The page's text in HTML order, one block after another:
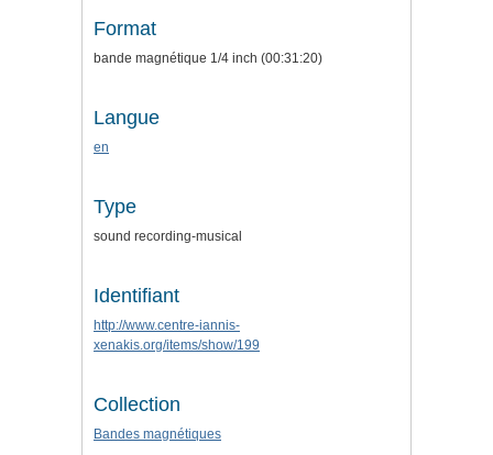
Format
bande magnétique 1/4 inch (00:31:20)
Langue
en
Type
sound recording-musical
Identifiant
http://www.centre-iannis-
xenakis.org/items/show/199
Collection
Bandes magnétiques